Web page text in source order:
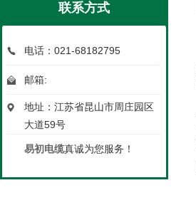
联系方式
电话：021-68182795
邮箱:
地址：江苏省昆山市周庄园区
大道59号
易初电缆真诚为您服务！